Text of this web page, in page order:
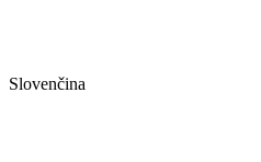
Slovenčina